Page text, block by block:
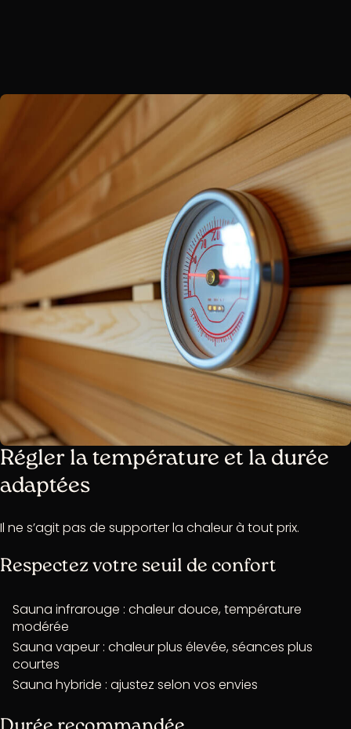
Régler la température et la durée
adaptées
Il ne s’agit pas de supporter la chaleur à tout prix.
Respectez votre seuil de confort
Sauna infrarouge : chaleur douce, température
modérée
Sauna vapeur : chaleur plus élevée, séances plus
courtes
Sauna hybride : ajustez selon vos envies